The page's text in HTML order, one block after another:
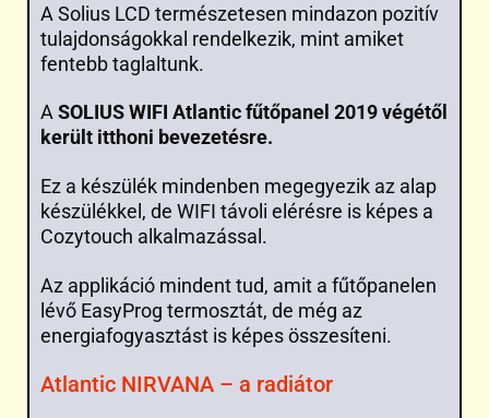
A Solius LCD természetesen mindazon pozitív
tulajdonságokkal rendelkezik, mint amiket
fentebb taglaltunk.
ASOLIUS WIFI Atlantic fűtőpanel 2019 végétől
került itthoni bevezetésre.
Ez a készülék mindenben megegyezik az alap
készülékkel, de WIFI távoli elérésre is képes a
Cozytouch alkalmazással.
Az applikáció mindent tud, amit a fűtőpanelen
lévő EasyProg termosztát, de még az
energiafogyasztást is képes összesíteni.
Atlantic NIRVANA – a radiátor